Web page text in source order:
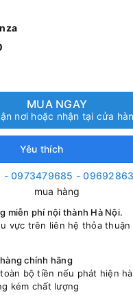
MUA NGAY
nơi hoặc nhận tại cửa
Yêu thích
- 0973479685 -
mua hàng
miễn phí nội thành Hà Nội.
vực trên liên hệ thỏa thuận
chính hãng
bộ tiền nếu phát hiện
kém chất lượng